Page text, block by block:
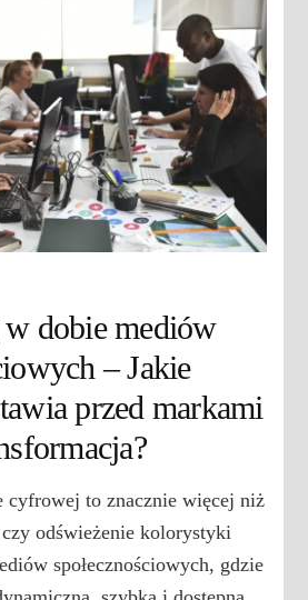
dobie mediów
– Jakie
przed markami
cyfrowej to znacznie więcej niż
odświeżenie kolorystyki
społecznościowych, gdzie